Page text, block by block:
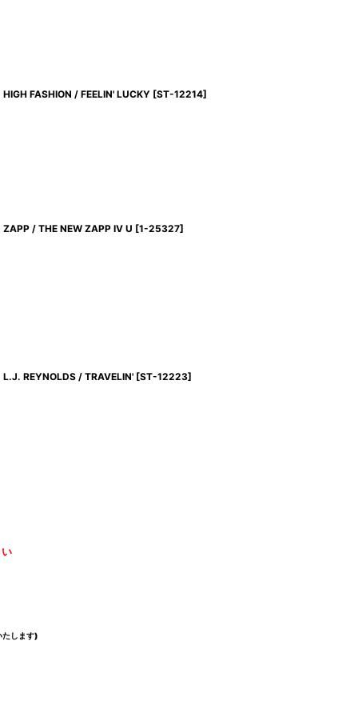
HIGH FASHION / FEELIN' LUCKY [ST-12214]
ZAPP / THE NEW ZAPP IV U [1-25327]
L.J. REYNOLDS / TRAVELIN' [ST-12223]
たします)